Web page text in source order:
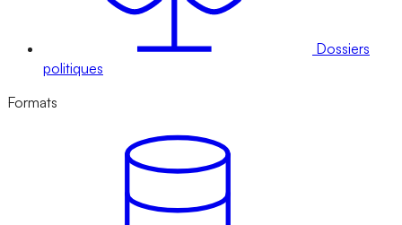
Dossiers
politiques
Formats